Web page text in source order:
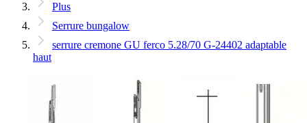
Plus
Serrure bungalow
serrure cremone GU ferco 5.28/70 G-24402 adaptable
haut